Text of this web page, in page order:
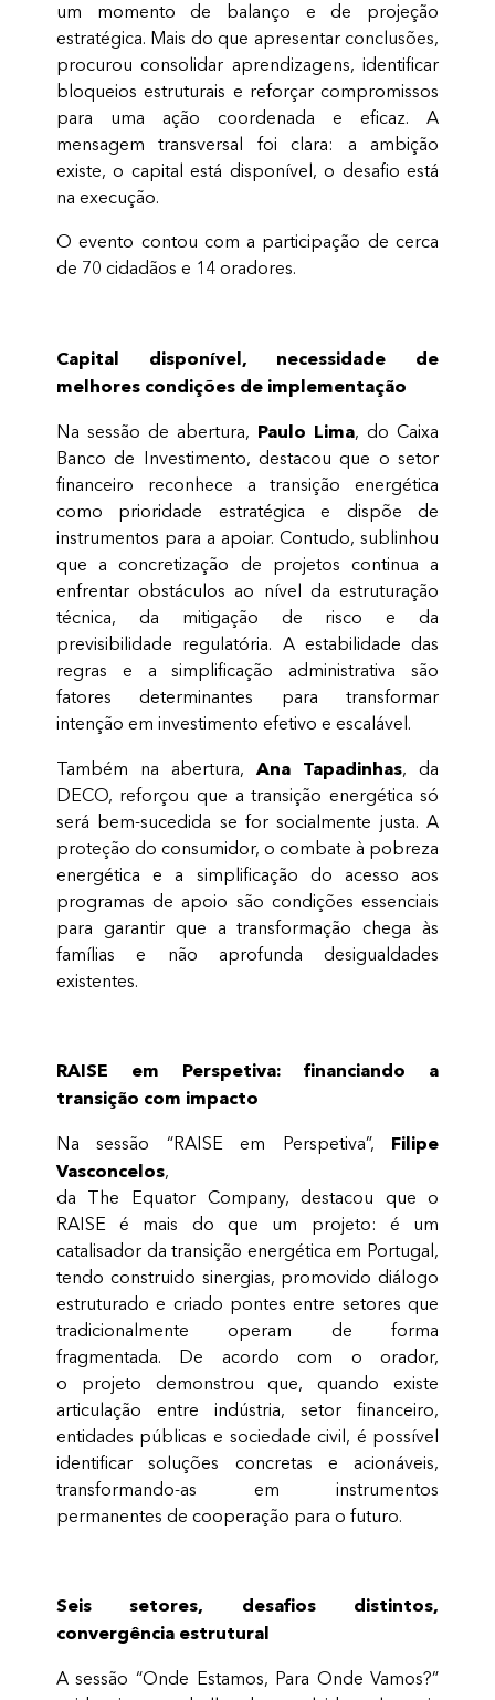
um momento de balanço e de projeção
estratégica. Mais do que apresentar conclusões,
procurou consolidar aprendizagens, identificar
bloqueios estruturais e reforçar compromissos
para uma ação coordenada e eficaz. A
mensagem transversal foi clara: a ambição
existe, o capital está disponível, o desafio está
na execução.
O evento contou com a participação de cerca
de 70 cidadãos e 14 oradores.
Capital disponível, necessidade de
melhores condições de implementação
Na sessão de abertura, Paulo Lima, do Caixa
Banco de Investimento, destacou que o setor
financeiro reconhece a transição energética
como prioridade estratégica e dispõe de
instrumentos para a apoiar. Contudo, sublinhou
que a concretização de projetos continua a
enfrentar obstáculos ao nível da estruturação
técnica, da mitigação de risco e da
previsibilidade regulatória. A estabilidade das
regras e a simplificação administrativa são
fatores determinantes para transformar
intenção em investimento efetivo e escalável.
Também na abertura,Ana Tapadinhas, da
DECO, reforçou que a transição energética só
será bem-sucedida se for socialmente justa. A
proteção do consumidor, o combate à pobreza
energética e a simplificação do acesso aos
programas de apoio são condições essenciais
para garantir que a transformação chega às
famílias e não aprofunda desigualdades
existentes.
RAISE em Perspetiva: financiando a
transição com impacto
Na sessão “RAISE em Perspetiva”, Filipe
Vasconcelos,
da The Equator Company, destacou que o
RAISE é mais do que um projeto: é um
catalisador da transição energética em Portugal,
tendo construido sinergias, promovido diálogo
estruturado e criado pontes entre setores que
tradicionalmente operam de forma
fragmentada. De acordo com o orador,
o projeto demonstrou que, quando existe
articulação entre indústria, setor financeiro,
entidades públicas e sociedade civil, é possível
identificar soluções concretas e acionáveis,
transformando-as em instrumentos
permanentes de cooperação para o futuro.
Seis setores, desafios distintos,
convergência estrutural
A sessão “Onde Estamos, Para Onde Vamos?”